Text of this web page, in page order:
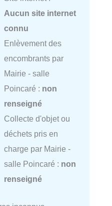
Aucun site internet
connu
Enlèvement des
encombrants par
Mairie - salle
Poincaré : non
renseigné
Collecte d'objet ou
déchets pris en
charge par Mairie -
salle Poincaré : non
renseigné